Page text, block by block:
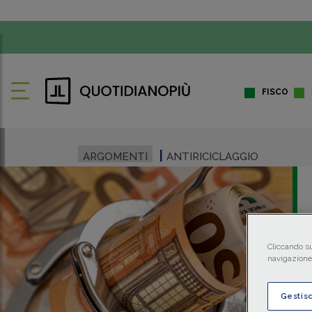
FISCO
ARGOMENTI ANTIRICICLAGGIO
Cliccando